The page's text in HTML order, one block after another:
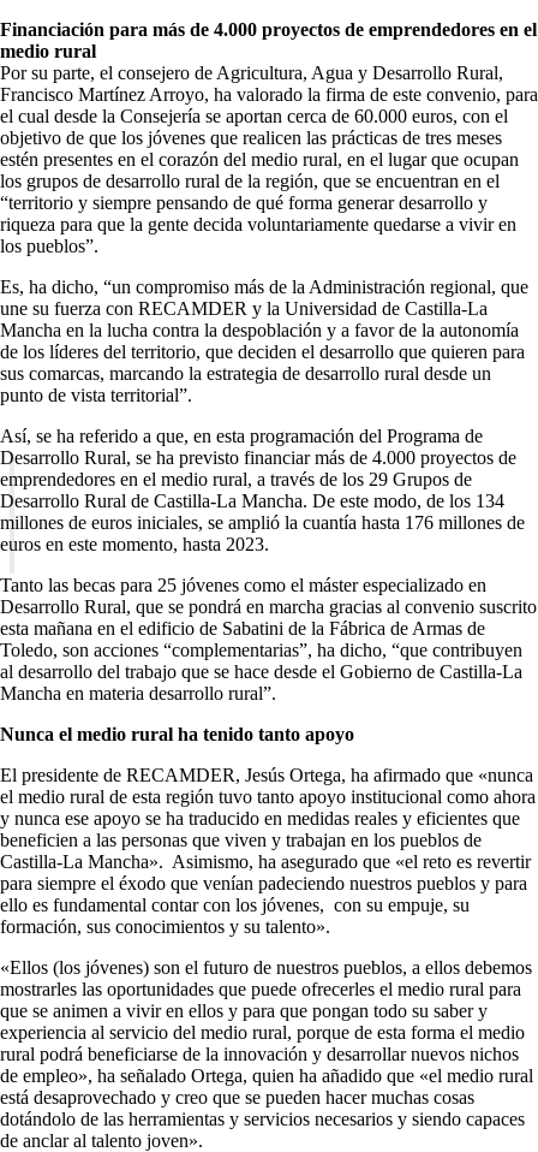
Financiación para más de 4.000 proyectos de emprendedores en el
medio rural
Por su parte, el consejero de Agricultura, Agua y Desarrollo Rural,
Francisco Martínez Arroyo, ha valorado la firma de este convenio, para
el cual desde la Consejería se aportan cerca de 60.000 euros, con el
objetivo de que los jóvenes que realicen las prácticas de tres meses
estén presentes en el corazón del medio rural, en el lugar que ocupan
los grupos de desarrollo rural de la región, que se encuentran en el
“territorio y siempre pensando de qué forma generar desarrollo y
riqueza para que la gente decida voluntariamente quedarse a vivir en
los pueblos”.
Es, ha dicho, “un compromiso más de la Administración regional, que
une su fuerza con RECAMDER y la Universidad de Castilla-La
Mancha en la lucha contra la despoblación y a favor de la autonomía
de los líderes del territorio, que deciden el desarrollo que quieren para
sus comarcas, marcando la estrategia de desarrollo rural desde un
punto de vista territorial”.
Así, se ha referido a que, en esta programación del Programa de
Desarrollo Rural, se ha previsto financiar más de 4.000 proyectos de
emprendedores en el medio rural, a través de los 29 Grupos de
Desarrollo Rural de Castilla-La Mancha. De este modo, de los 134
millones de euros iniciales, se amplió la cuantía hasta 176 millones de
euros en este momento, hasta 2023.
Tanto las becas para 25 jóvenes como el máster especializado en
Desarrollo Rural, que se pondrá en marcha gracias al convenio suscrito
esta mañana en el edificio de Sabatini de la Fábrica de Armas de
Toledo, son acciones “complementarias”, ha dicho, “que contribuyen
al desarrollo del trabajo que se hace desde el Gobierno de Castilla-La
Mancha en materia desarrollo rural”.
Nunca el medio rural ha tenido tanto apoyo
El presidente de RECAMDER, Jesús Ortega, ha afirmado que «nunca
el medio rural de esta región tuvo tanto apoyo institucional como ahora
y nunca ese apoyo se ha traducido en medidas reales y eficientes que
beneficien a las personas que viven y trabajan en los pueblos de
Castilla-La Mancha». Asimismo, ha asegurado que «el reto es revertir
para siempre el éxodo que venían padeciendo nuestros pueblos y para
ello es fundamental contar con los jóvenes, con su empuje, su
formación, sus conocimientos y su talento».
«Ellos (los jóvenes) son el futuro de nuestros pueblos, a ellos debemos
mostrarles las oportunidades que puede ofrecerles el medio rural para
que se animen a vivir en ellos y para que pongan todo su saber y
experiencia al servicio del medio rural, porque de esta forma el medio
rural podrá beneficiarse de la innovación y desarrollar nuevos nichos
de empleo», ha señalado Ortega, quien ha añadido que «el medio rural
está desaprovechado y creo que se pueden hacer muchas cosas
dotándolo de las herramientas y servicios necesarios y siendo capaces
de anclar al talento joven».